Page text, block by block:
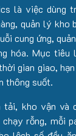
là việc dùng
quản lý kho
cung ứng,
hóa. Mục tiêu
gian giao,
thông suốt.
tải, kho vận và
rỗng, mỗi